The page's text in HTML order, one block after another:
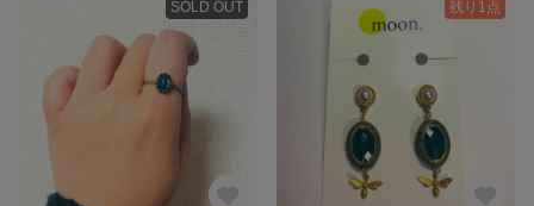
SOLD OUT 残り1点